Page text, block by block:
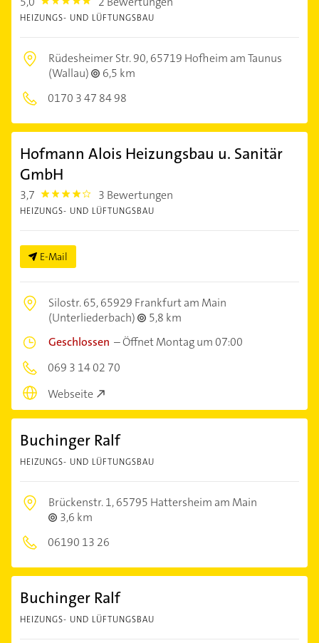
5.0
HEIZUNGS- UND LÜFTUNGSBAU
Rüdesheimer Str. 90,65719 Hofheim am Taunus
(Wallau)
6,5 km
0170 3 47 84 98
Hofmann Alois Heizungsbau u. Sanitär
GmbH
3,7 3.7 3 Bewertungen
HEIZUNGS- UND LÜFTUNGSBAU
E-Mail
Silostr. 65,65929 Frankfurt am Main
(Unterliederbach)
5,8 km
Geschlossen –Öffnet Montag um 07:00
069 3 14 02 70
Webseite
Buchinger Ralf
HEIZUNGS- UND LÜFTUNGSBAU
Brückenstr. 1,65795 Hattersheim am Main
3,6 km
06190 13 26
Buchinger Ralf
HEIZUNGS- UND LÜFTUNGSBAU